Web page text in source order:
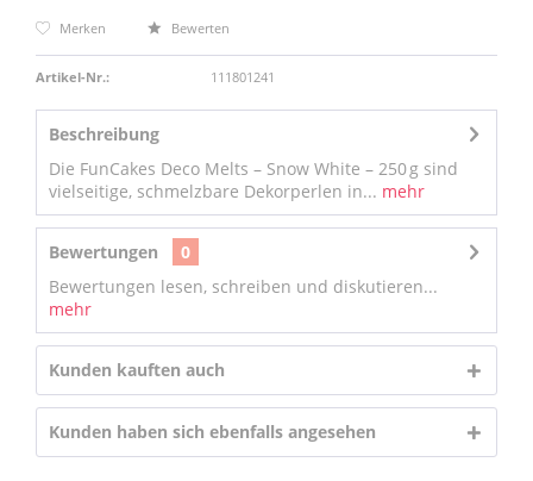
Merken Bewerten
Artikel-Nr.: 111801241
Beschreibung
Die FunCakes Deco Melts – Snow White – 250 g sind
vielseitige, schmelzbare Dekorperlen in... mehr
Bewertungen
0
Bewertungen lesen, schreiben und diskutieren...
mehr
Kunden kauften auch
Kunden haben sich ebenfalls angesehen